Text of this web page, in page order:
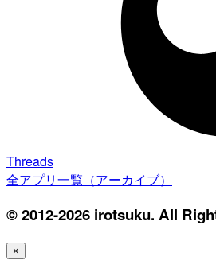
Threads
全アプリ一覧（アーカイブ）
© 2012-2026 irotsuku. All
×